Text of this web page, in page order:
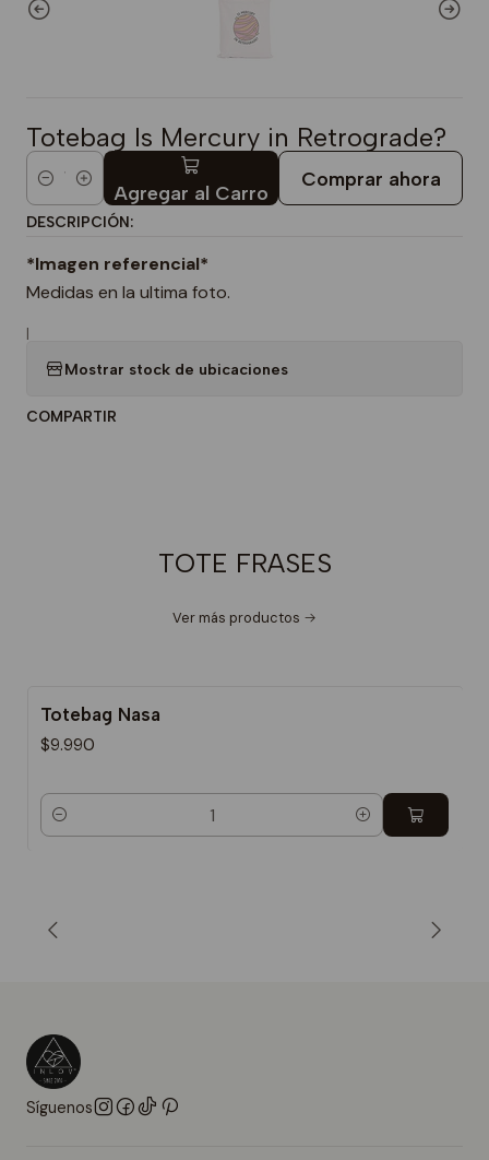
Totebag Is Mercury in Retrograde?
Cantidad Agregar al Carro
Comprar ahora
DESCRIPCIÓN:
*Imagen referencial*
Medidas en la ultima foto.
|
Mostrar stock de ubicaciones
COMPARTIR
TOTE FRASES
Ver más productos
Totebag Nasa
$9.990
Cantidad
Síguenos